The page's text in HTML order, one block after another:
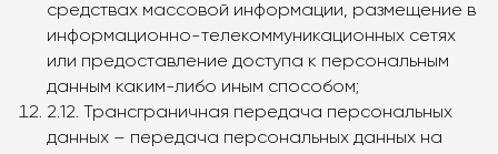
средствах массовой информации, размещение в
информационно-телекоммуникационных сетях
или предоставление доступа к персональным
данным каким-либо иным способом;
2.12. Трансграничная передача персональных
данных – передача персональных данных на